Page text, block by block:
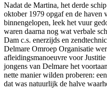
Nadat de Martina, het derde
oktober 1979 opgaf en de haven
binnengelopen, leek het vuur
waren daarna nog wat verbale
Dam c.s. enerzijds en
Delmare Omroep Organisatie
afleidingsmanoeuvre voor
jongens van Delmare het
nette manier wilden proberen:
dat was natuurlijk de halve